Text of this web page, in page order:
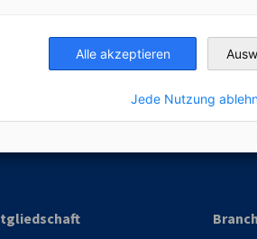
und Energie
Industrie- und Handelskammer
Industrie- und Handelskammer
AHK.de
Alle akzeptieren
Jede Nutzung